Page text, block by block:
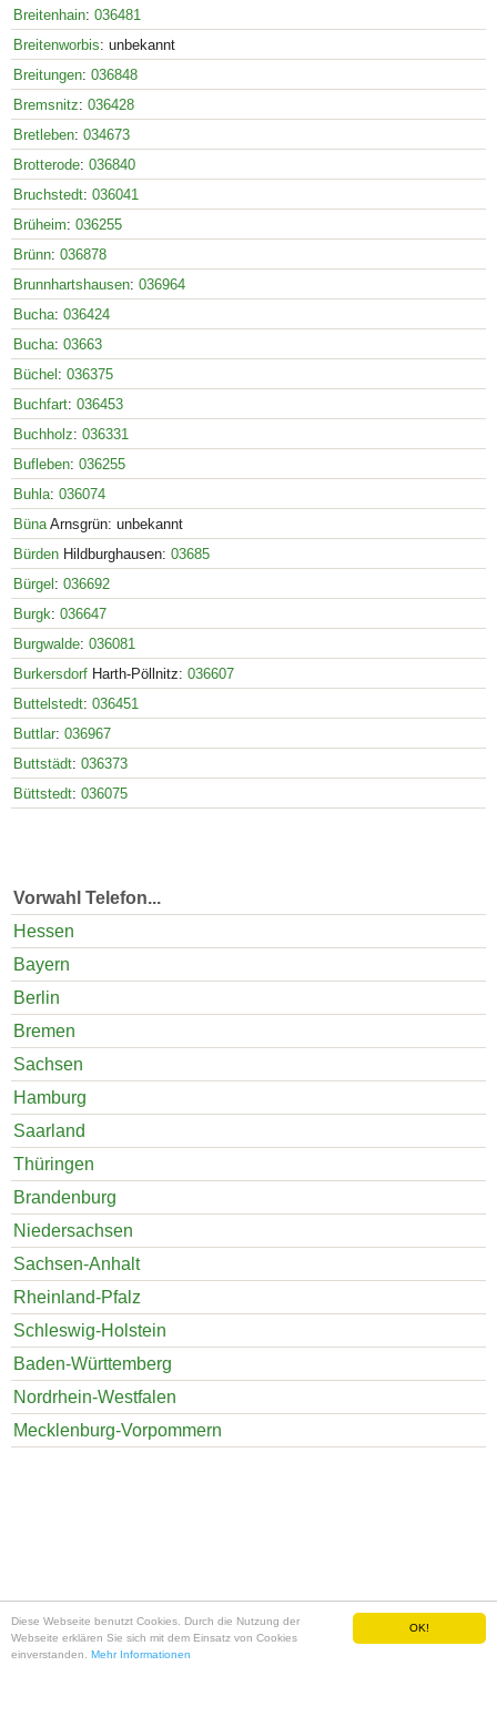
OK!
Diese Webseite benutzt Cookies. Durch die Nutzung der
Webseite erklären Sie sich mit dem Einsatz von Cookies
einverstanden. Mehr Informationen
Breitenhain: 036481
Breitenworbis: unbekannt
Breitungen: 036848
Bremsnitz: 036428
Bretleben: 034673
Brotterode: 036840
Bruchstedt: 036041
Brüheim: 036255
Brünn: 036878
Brunnhartshausen: 036964
Bucha: 036424
Bucha: 03663
Büchel : 036375
Buchfart: 036453
Buchholz: 036331
Bufleben: 036255
Buhla: 036074
BünaArnsgrün: unbekannt
Bürden Hildburghausen: 03685
Bürgel : 036692
Burgk: 036647
Burgwalde: 036081
Burkersdorf Harth-Pöllnitz: 036607
Buttelstedt: 036451
Buttlar: 036967
Buttstädt: 036373
Büttstedt: 036075
Vorwahl Telefon...
Hessen
Bayern
Berlin
Bremen
Sachsen
Hamburg
Saarland
Thüringen
Brandenburg
Niedersachsen
Sachsen-Anhalt
Rheinland-Pfalz
Schleswig-Holstein
Baden-Württemberg
Nordrhein-Westfalen
Mecklenburg-Vorpommern
Sitemap✪ Impressum und Datenschutz